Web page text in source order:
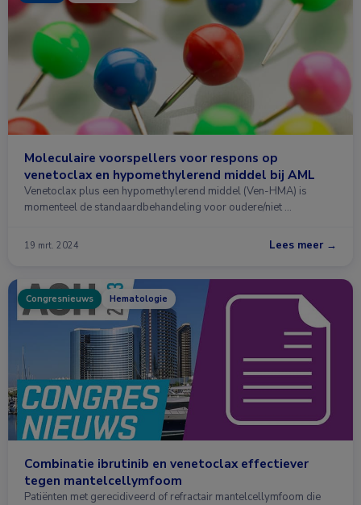
Moleculaire voorspellers voor respons op
venetoclax en hypomethylerend middel bij AML
Venetoclax plus een hypomethylerend middel (Ven-HMA) is
momenteel de standaardbehandeling voor oudere/niet …
19 mrt. 2024 Lees meer →
Congresnieuws Hematologie
Combinatie ibrutinib en venetoclax effectiever
tegen mantelcellymfoom
Patiënten met gerecidiveerd of refractair mantelcellymfoom die